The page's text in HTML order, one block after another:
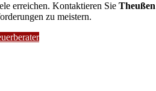
erreichen. Kontaktieren Sie
zu meistern.